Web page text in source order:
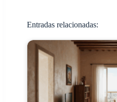
Entradas relacionadas: